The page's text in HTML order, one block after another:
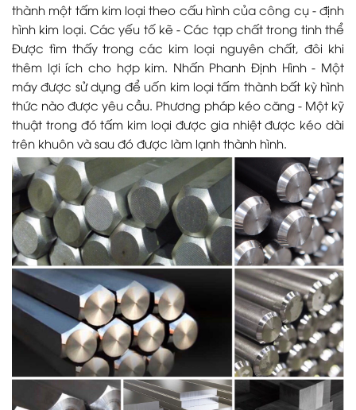
thành một tấm kim loại theo cấu hình của công cụ - định
hình kim loại. Các yếu tố kẽ - Các tạp chất trong tinh thể
Được tìm thấy trong các kim loại nguyên chất, đôi khi
thêm lợi ích cho hợp kim. Nhấn Phanh Định Hình - Một
máy được sử dụng để uốn kim loại tấm thành bất kỳ hình
thức nào được yêu cầu. Phương pháp kéo căng - Một kỹ
thuật trong đó tấm kim loại được gia nhiệt được kéo dài
trên khuôn và sau đó được làm lạnh thành hình.